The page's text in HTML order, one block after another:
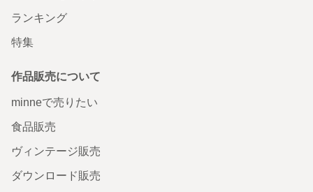
ランキング
特集
作品販売について
minneで売りたい
食品販売
ヴィンテージ販売
ダウンロード販売